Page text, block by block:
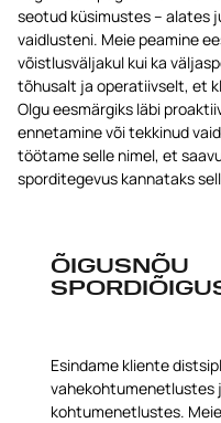
seotud küsimustes – alates
vaidlusteni. Meie peamine
võistlusväljakul kui ka
tõhusalt ja operatiivselt, et
Olgu eesmärgiks läbi
ennetamine või tekkinud
töötame selle nimel, et
sporditegevus kannataks
ÕIGUSNÕU
Esindame kliente
vahekohtumenetlustes
kohtumenetlustes.